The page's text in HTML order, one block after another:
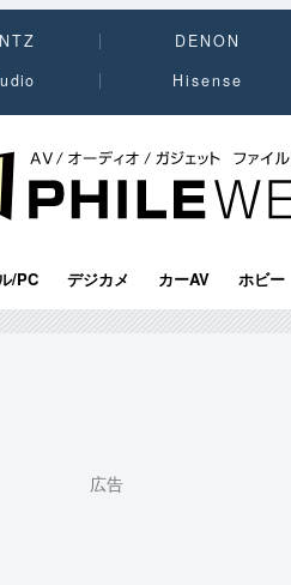
DENON
Hisense
オーディオ/ガジェット
/PC デジカメ カーAV ホビー